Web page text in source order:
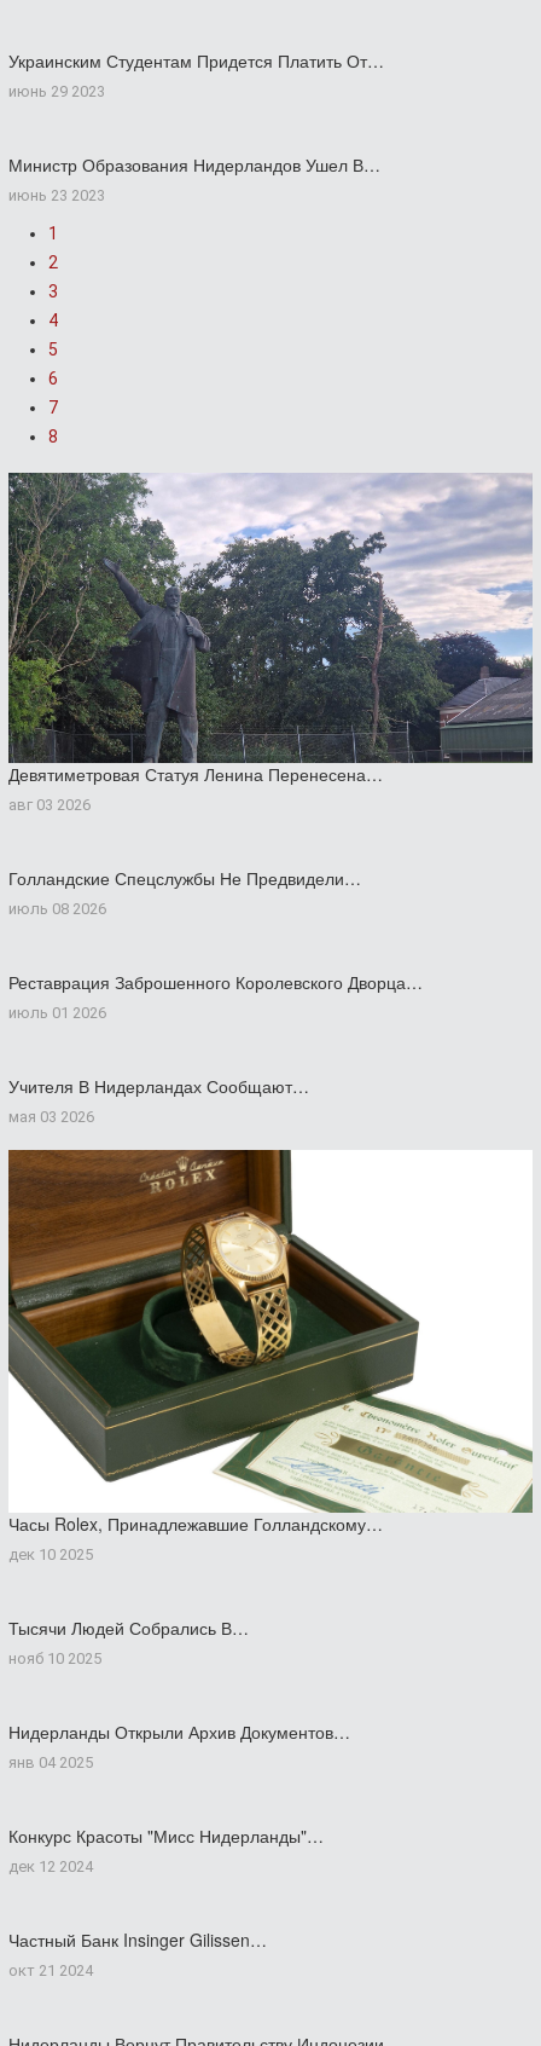
Украинским Студентам Придется Платить От…
июнь 29 2023
Министр Образования Нидерландов Ушел В…
июнь 23 2023
1
2
3
4
5
6
7
8
Девятиметровая Статуя Ленина Перенесена…
авг 03 2026
Голландские Спецслужбы Не Предвидели…
июль 08 2026
Реставрация Заброшенного Королевского Дворца…
июль 01 2026
Учителя В Нидерландах Сообщают…
мая 03 2026
Часы Rolex, Принадлежавшие Голландскому…
дек 10 2025
Тысячи Людей Собрались В…
нояб 10 2025
Нидерланды Открыли Архив Документов…
янв 04 2025
Конкурс Красоты "Мисс Нидерланды"…
дек 12 2024
Частный Банк Insinger Gilissen…
окт 21 2024